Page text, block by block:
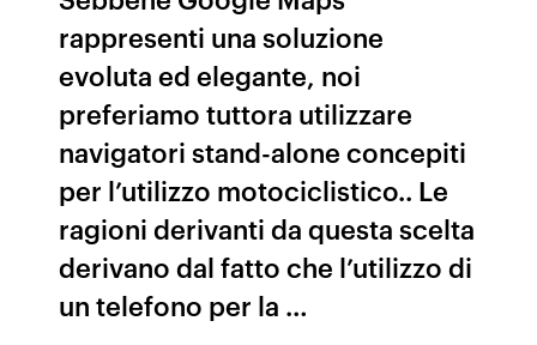
rappresenti una soluzione
evoluta ed elegante, noi
preferiamo tuttora utilizzare
navigatori stand-alone concepiti
per l’utilizzo motociclistico.. Le
ragioni derivanti da questa scelta
derivano dal fatto che l’utilizzo di
un telefono per la …